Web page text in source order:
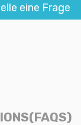
eine Frage